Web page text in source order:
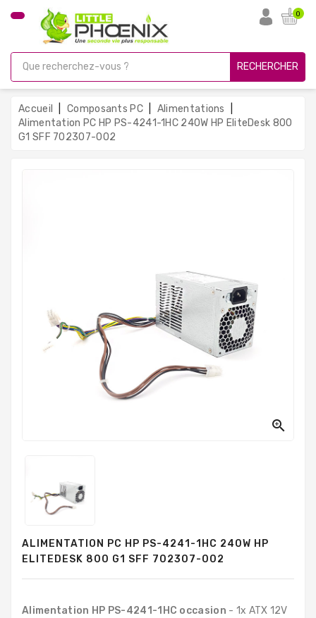
CATÉGORIE
Gamer
Unités
Centrales
Reconditionnées
Mesure
RAM
Durs
Composants
0
RECHERCHER
Accueil Composants PC
Alimentations
Alimentation PC HP PS-4241-1HC 240W HP EliteDesk 800
G1 SFF 702307-002

ALIMENTATION PC HP PS-4241-1HC 240W HP
ELITEDESK 800 G1 SFF 702307-002
Alimentation HP PS-4241-1HC occasion - 1x ATX 12V